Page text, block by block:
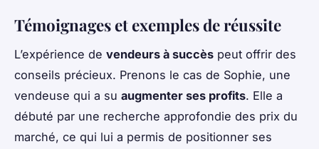
Témoignages et exemples de réussite
L’expérience de vendeurs à succès peut offrir des
conseils précieux. Prenons le cas de Sophie, une
vendeuse qui a su augmenter ses profits. Elle a
débuté par une recherche approfondie des prix du
marché, ce qui lui a permis de positionner ses